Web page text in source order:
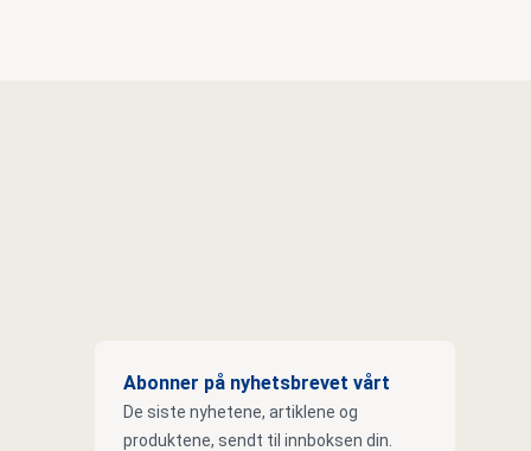
Abonner på nyhetsbrevet vårt
De siste nyhetene, artiklene og
produktene, sendt til innboksen din.